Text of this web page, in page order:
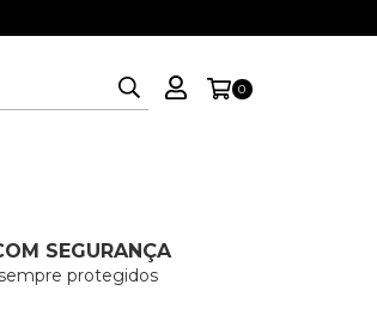
0
SEGURANÇA
protegidos